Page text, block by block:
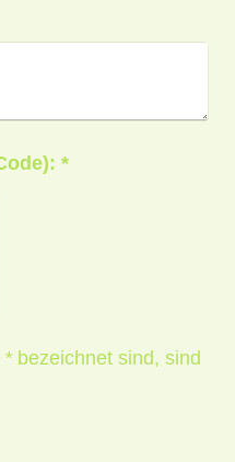
Captcha (Spam-Schutz-Code): *
*bezeichnet sind, sind